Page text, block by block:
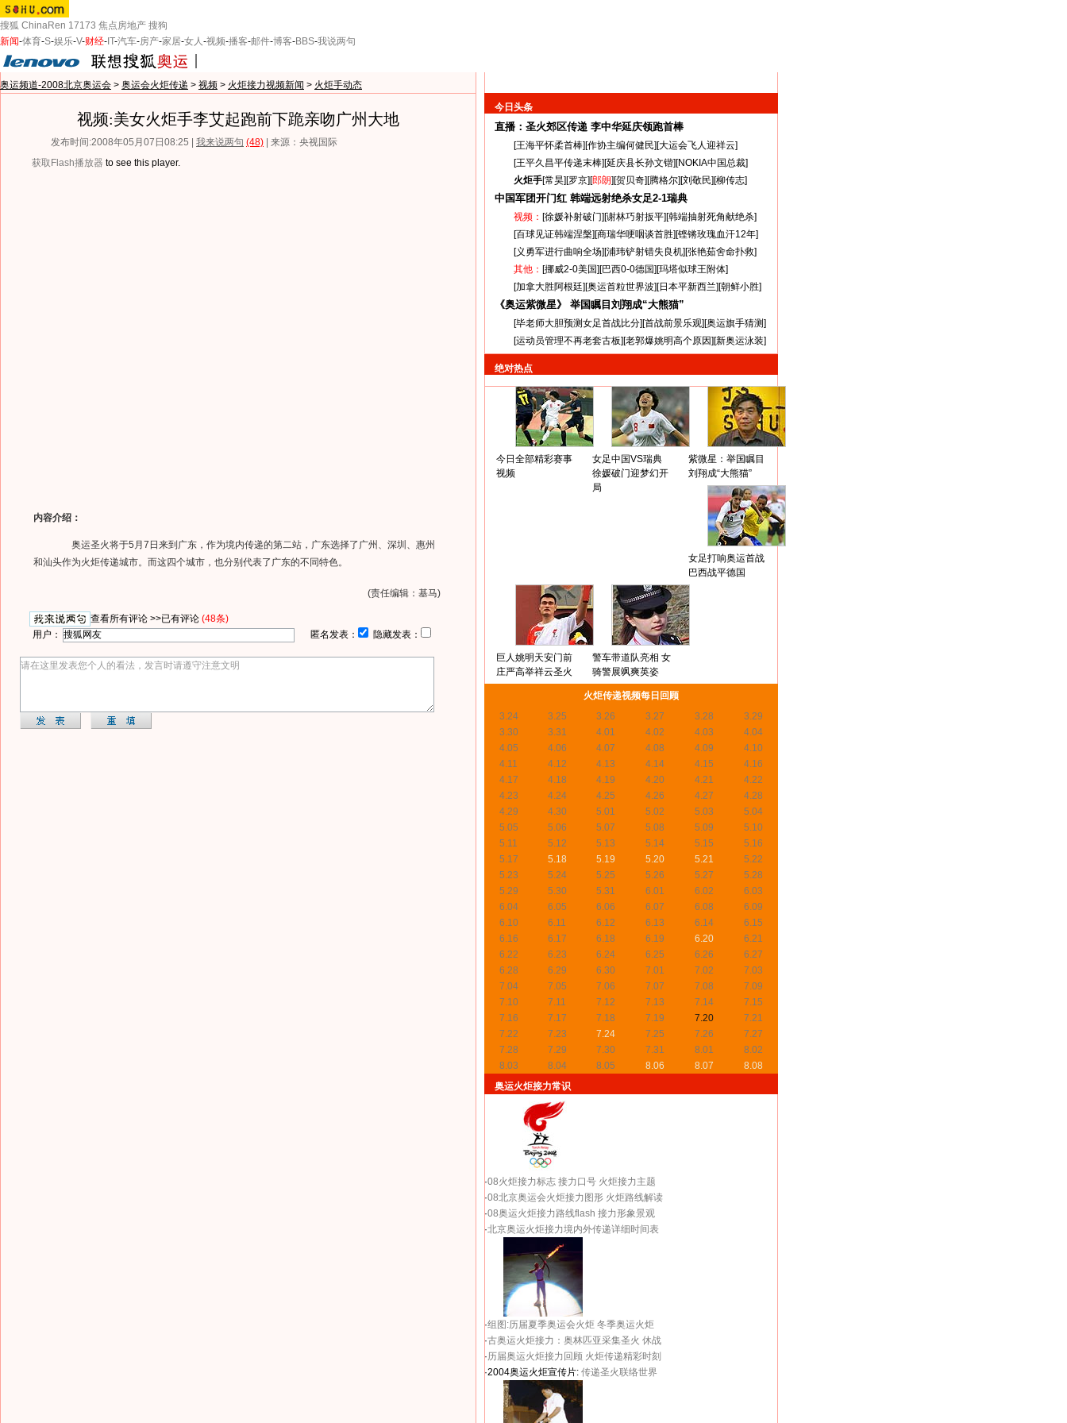
搜狐 ChinaRen 17173 焦点房地产 搜狗
新闻-体育-S-娱乐-V-财经- IT-汽车-房产-家居-女人-视频-播客-邮件-博客-BBS-我说两句
奥运频道-2008北京奥运会 > 奥运会火炬传递 > 视频 > 火炬接力视频新闻 > 火炬手动态
视频:美女火炬手李艾起跑前下跪亲吻广州大地
发布时间:2008年05月07日08:25 | 我来说两句 (48) | 来源：央视国际
获取Flash播放器 to see this player.
内容介绍：
奥运圣火将于5月7日来到广东，作为境内传递的第二站，广东选择了广州、深圳、惠州
和汕头作为火炬传递城市。而这四个城市，也分别代表了广东的不同特色。
(责任编辑：基马)
查看所有评论 >>已有评论 (48条)
用户：
匿名发表： 隐藏发表：
今日头条
直播：圣火郊区传递 李中华延庆领跑首棒
[王海平怀柔首棒][作协主编何健民][大运会飞人迎祥云]
[王平久昌平传递末棒][延庆县长孙文锴][NOKIA中国总裁]
火炬手[常昊][罗京][郎朗][贺贝奇][腾格尔][刘敬民][柳传志]
中国军团开门红 韩端远射绝杀女足2-1瑞典
视频： [徐媛补射破门][谢林巧射扳平][韩端抽射死角献绝杀]
[百球见证韩端涅槃][商瑞华哽咽谈首胜][铿锵玫瑰血汗12年]
[义勇军进行曲响全场][浦玮铲射错失良机][张艳茹舍命扑救]
其他： [挪威2-0美国][巴西0-0德国][玛塔似球王附体]
[加拿大胜阿根廷][奥运首粒世界波][日本平新西兰][朝鲜小胜]
《奥运紫微星》 举国瞩目刘翔成“大熊猫”
[毕老师大胆预测女足首战比分][首战前景乐观][奥运旗手猜测]
[运动员管理不再老套古板][老郭爆姚明高个原因][新奥运泳装]
绝对热点
今日全部精彩赛事
视频
女足中国VS瑞典
徐媛破门迎梦幻开
局
紫微星：举国瞩目
刘翔成“大熊猫”
女足打响奥运首战
巴西战平德国
巨人姚明天安门前
庄严高举祥云圣火
警车带道队亮相 女
骑警展飒爽英姿
火炬传递视频每日回顾
3.24
3.25 3.26 3.27 3.28
3.29
3.30
3.31 4.01 4.02 4.03
4.04
4.05
4.06 4.07 4.08 4.09
4.10
4.11
4.12 4.13 4.14 4.15
4.16
4.17
4.18 4.19 4.20 4.21
4.22
4.23
4.24 4.25 4.26 4.27
4.28
4.29
4.30 5.01 5.02 5.03
5.04
5.05
5.06 5.07 5.08 5.09
5.10
5.11
5.12 5.13 5.14 5.15
5.16
5.17
5.18 5.19 5.20 5.21
5.22
5.23
5.24 5.25 5.26 5.27
5.28
5.29
5.30 5.31 6.01 6.02
6.03
6.04
6.05 6.06 6.07 6.08
6.09
6.10
6.11 6.12 6.13 6.14
6.15
6.16
6.17 6.18 6.19 6.20
6.21
6.22
6.23 6.24 6.25 6.26
6.27
6.28
6.29 6.30 7.01 7.02
7.03
7.04
7.05 7.06 7.07 7.08
7.09
7.10
7.11 7.12 7.13 7.14
7.15
7.16
7.17 7.18 7.19 7.20
7.21
7.22
7.23 7.24 7.25 7.26
7.27
7.28
7.29 7.30 7.31 8.01
8.02
8.03
8.04 8.05 8.06 8.07
8.08
奥运火炬接力常识
·08火炬接力标志 接力口号 火炬接力主题
·08北京奥运会火炬接力图形 火炬路线解读
·08奥运火炬接力路线flash 接力形象景观
·北京奥运火炬接力境内外传递详细时间表
·组图:历届夏季奥运会火炬 冬季奥运火炬
·古奥运火炬接力：奥林匹亚采集圣火 休战
·历届奥运火炬接力回顾 火炬传递精彩时刻
·2004奥运火炬宣传片: 传递圣火联络世界